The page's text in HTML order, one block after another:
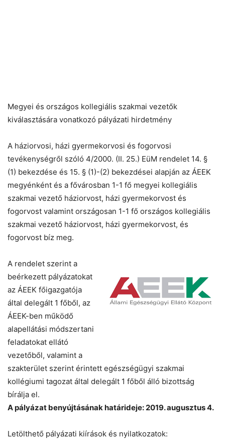
Megyei és országos kollegiális szakmai vezetők
kiválasztására vonatkozó pályázati hirdetmény
A háziorvosi, házi gyermekorvosi és fogorvosi
tevékenységről szóló 4/2000. (II. 25.) EüM rendelet 14. §
(1) bekezdése és 15. § (1)-(2) bekezdései alapján az ÁEEK
megyénként és a fővárosban 1-1 fő megyei kollegiális
szakmai vezető háziorvost, házi gyermekorvost és
fogorvost valamint országosan 1-1 fő országos kollegiális
szakmai vezető háziorvost, házi gyermekorvost, és
fogorvost bíz meg.
A rendelet szerint a
beérkezett pályázatokat
az ÁEEK főigazgatója
által delegált 1 főből, az
ÁEEK-ben működő
alapellátási módszertani
feladatokat ellátó
vezetőből, valamint a
szakterület szerint érintett egészségügyi szakmai
kollégiumi tagozat által delegált 1 főből álló bizottság
bírálja el.
A pályázat benyújtásának határideje: 2019. augusztus 4.
Letölthető pályázati kiírások és nyilatkozatok: